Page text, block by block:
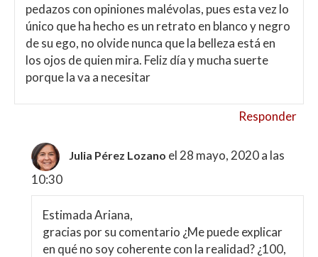
pedazos con opiniones malévolas, pues esta vez lo
único que ha hecho es un retrato en blanco y negro
de su ego, no olvide nunca que la belleza está en
los ojos de quien mira. Feliz día y mucha suerte
porque la va a necesitar
Responder
Julia Pérez Lozano el 28 mayo, 2020 a las
10:30
Estimada Ariana,
gracias por su comentario ¿Me puede explicar
en qué no soy coherente con la realidad? ¿100,